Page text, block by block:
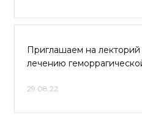
Приглашаем на
лечению
29.08.22